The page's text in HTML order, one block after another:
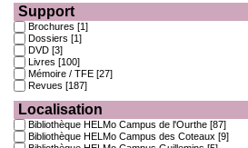
Support
Brochures [1]
Dossiers [1]
DVD [3]
Livres [100]
Mémoire / TFE [27]
Revues [187]
Localisation
Bibliothèque HELMo Campus de l'Ourthe [87]
Bibliothèque HELMo Campus des Coteaux [9]